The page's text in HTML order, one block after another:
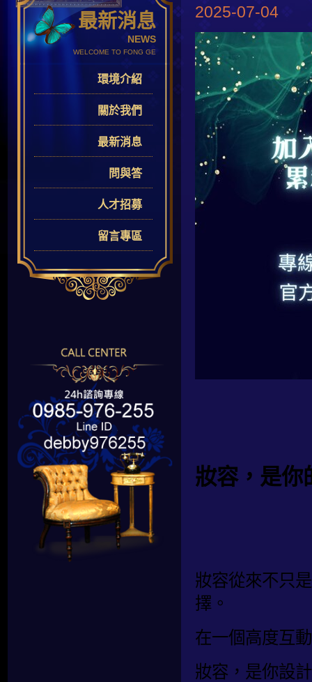
最新消息
NEWS
WELCOME TO FONG GE
環境介紹
關於我們
最新消息
問與答
人才招募
留言專區
2025-07-04
妝容，是你
妝容從來不只
擇。
在一個高度互
妝容，是你設